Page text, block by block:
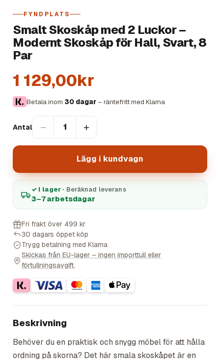
FYNDPLATS
Smalt Skoskåp med 2 Luckor –
Modernt Skoskåp för Hall, Svart, 8
Par
1 129,00kr
Betala inom 30 dagar – räntefritt med Klarna
Antal − 1 +
Lägg i kundvagn
✓ I lager · Beräknad leverans
3–7 arbetsdagar
Fri frakt över 499 kr
30 dagars öppet köp
Trygg betalning med Klarna
Skickas från EU-lager – ingen importtull eller
förtullningsavgift.
Beskrivning
Behöver du en praktisk och snygg möbel för att hålla
ordning på skorna? Det här smala skoskåpet är en